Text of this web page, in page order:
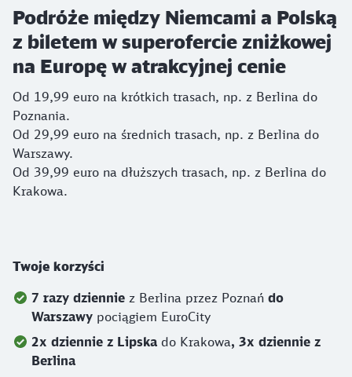
Podróże między Niemcami a Polską
z biletem w superofercie zniżkowej
na Europę w atrakcyjnej cenie
Od 19,99 euro na krótkich trasach, np. z Berlina do
Poznania.
Od 29,99 euro na średnich trasach, np. z Berlina do
Warszawy.
Od 39,99 euro na dłuższych trasach, np. z Berlina do
Krakowa.
Twoje korzyści
7 razy dziennie z Berlina przez Poznań do
Warszawy pociągiem EuroCity
2x dziennie z Lipska do Krakowa, 3x dziennie z
Berlina